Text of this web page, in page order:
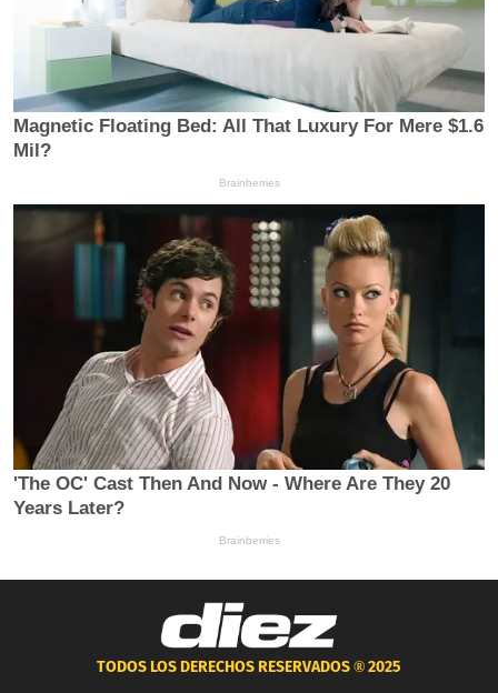
TODOS LOS DERECHOS RESERVADOS ®2025